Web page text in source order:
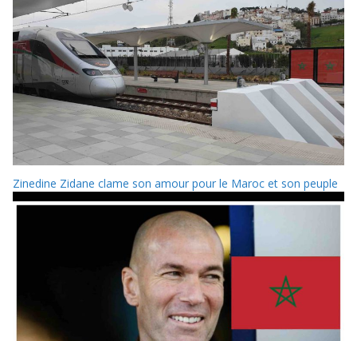
Zinedine Zidane clame son amour pour le Maroc et son peuple